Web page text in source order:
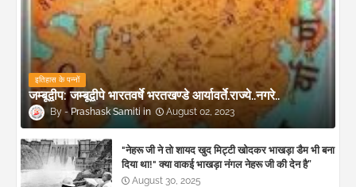
इतिहास के पन्नों
जम्बूद्वीप: जम्बूद्वीपे भारतवर्षे भरतखण्डे आर्यावर्ते.राज्ये..नगरे..
Prashask Samiti August 02, 2023
"नेहरू जी ने तो शायद खुद मिट्टी खोदकर भाखड़ा डैम भी बना
दिया था!" क्या वाकई भाखड़ा नंगल नेहरू जी की देन है”
August 30, 2025